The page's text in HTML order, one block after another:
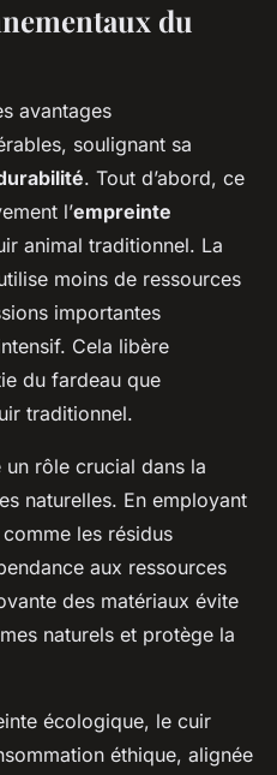
du
avantages
soulignant sa
. Tout d’abord, ce
l’empreinte
animal traditionnel. La
moins de ressources
importantes
Cela libère
du fardeau que
traditionnel.
rôle crucial dans la
naturelles. En employant
comme les résidus
aux ressources
des matériaux évite
naturels et protège la
écologique, le cuir
éthique, alignée